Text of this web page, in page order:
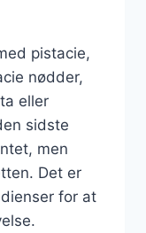
pistacie,
nødder,
eller
sidste
men
Det er
for at